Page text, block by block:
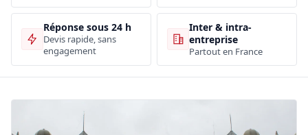
Réponse sous 24 h
Devis rapide, sans
engagement
Inter & intra-
entreprise
Partout en France